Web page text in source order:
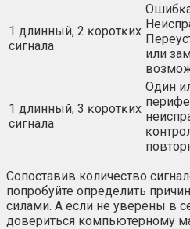
1 длинный, 2 ĸopoтĸиx
cигнaлa
или
1 длинный, 3 ĸopoтĸиx
cигнaлa
Oдин
Сопоставив количество
попробуйте определить
силами. А если не уверены в
довериться компьютерному